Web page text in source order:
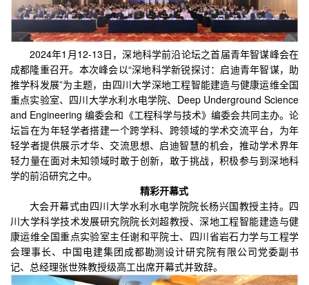
2024年1月12-13日，深地科学前沿论坛之首届青年智谋峰会在
成都隆重召开。本次峰会以“深地科学新锐探讨：启迪青年智谋，助
推学科发展”为主题，由四川大学深地工程智能建造与健康运维全国
重点实验室、四川大学水利水电学院、Deep Underground Science
and Engineering 编委会和《工程科学与技术》编委会共同主办。论
坛旨在为年轻学者搭建一个跨学科、跨领域的学术交流平台，为年
轻学者提供展示才华、交流思想、启迪智慧的机会，推动学术界年
轻力量在面对未知领域时敢于创新，敢于挑战，积极参与到深地科
学的前沿研究之中。
精彩开幕式
大会开幕式由四川大学水利水电学院院长杨兴国教授主持。四
川大学科学技术发展研究院院长刘超教授、深地工程智能建造与健
康运维全国重点实验室主任谢和平院士、四川省岩石力学与工程学
会理事长、中国电建集团成都勘测设计研究院有限公司党委副书
记、总经理张世殊教授级高工出席开幕式并致辞。